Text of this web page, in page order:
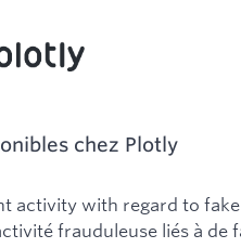
chez Plotly
activity with regard to
frauduleuse liés à de